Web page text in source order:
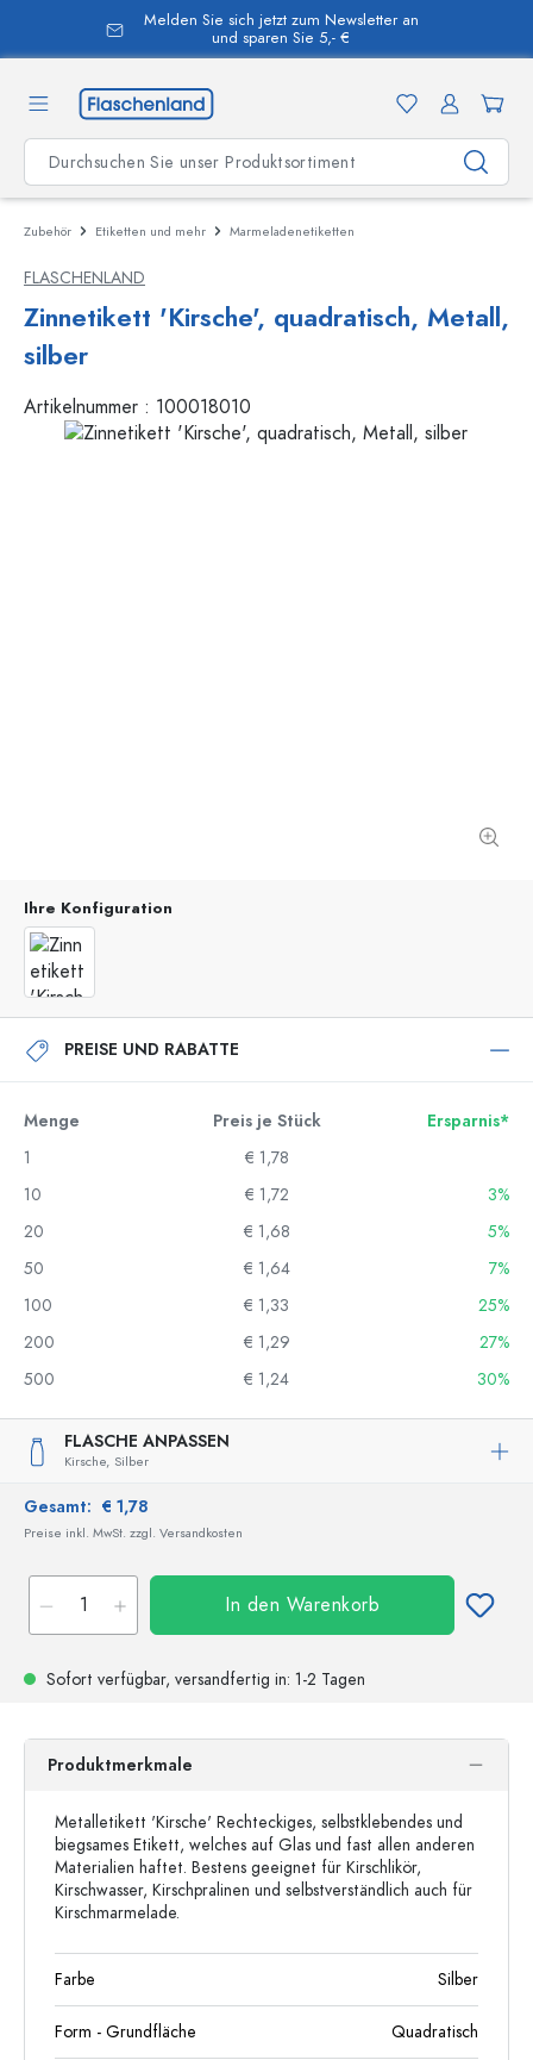
springen
Melden Sie sich jetzt zum Newsletter an
und sparen Sie 5,- €
Zubehör Etiketten und mehr Marmeladenetiketten
FLASCHENLAND
Zinnetikett 'Kirsche', quadratisch, Metall,
silber
Artikelnummer : 100018010
Ihre Konfiguration
PREISE UND RABATTE
Menge Preis je Stück
Ersparnis*
1
€ 1,78
10
€ 1,72
3%
20
€ 1,68
5%
50
€ 1,64
7%
100
€ 1,33
25%
200
€ 1,29
27%
500
€ 1,24 30%
FLASCHE ANPASSEN
Kirsche, Silber
Gesamt: € 1,78
Preise inkl. MwSt. zzgl. Versandkosten
In den Warenkorb
Sofort verfügbar, versandfertig in: 1-2 Tagen
Produktmerkmale
Metalletikett 'Kirsche' Rechteckiges, selbstklebendes und
biegsames Etikett, welches auf Glas und fast allen anderen
Materialien haftet. Bestens geeignet für Kirschlikör,
Kirschwasser, Kirschpralinen und selbstverständlich auch für
Kirschmarmelade.
Farbe Silber
Form - Grundfläche Quadratisch